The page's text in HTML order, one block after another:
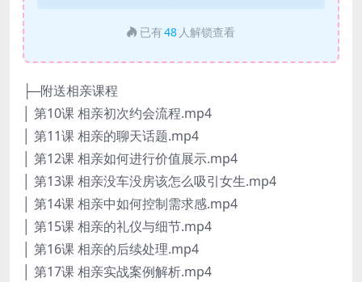
已有48 人解锁查看
├─附送相亲课程
│ 第10课 相亲初次约会流程.mp4
│ 第11课 相亲的聊天话题.mp4
│ 第12课 相亲如何进行价值展示.mp4
│ 第13课 相亲没车没房该怎么吸引女生.mp4
│ 第14课 相亲中如何控制需求感.mp4
│ 第15课 相亲的礼仪与细节.mp4
│ 第16课 相亲的后续处理.mp4
│ 第17课 相亲实战案例解析.mp4